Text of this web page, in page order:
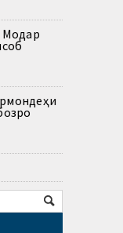
Модар